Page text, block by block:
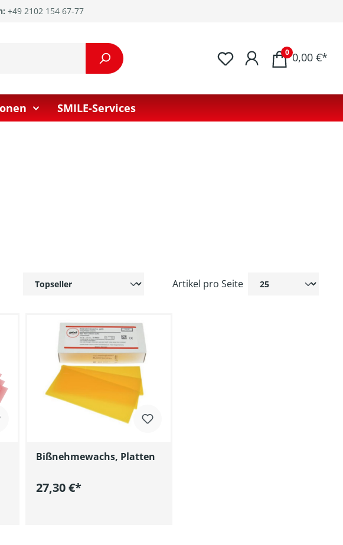
+49 2102 154 67-77
0 0,00 €*
SMILE-Services
Artikel pro Seite
Bißnehmewachs, Platten
27,30 €*